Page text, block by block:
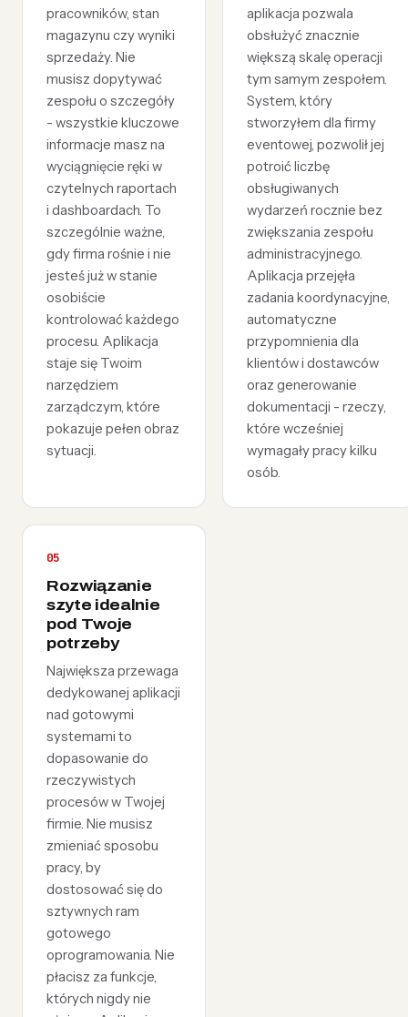
pracowników, stan
magazynu czy wyniki
sprzedaży. Nie
musisz dopytywać
zespołu o szczegóły
- wszystkie kluczowe
informacje masz na
wyciągnięcie ręki w
czytelnych raportach
i dashboardach. To
szczególnie ważne,
gdy firma rośnie i nie
jesteś już w stanie
osobiście
kontrolować każdego
procesu. Aplikacja
staje się Twoim
narzędziem
zarządczym, które
pokazuje pełen obraz
sytuacji.
aplikacja pozwala
obsłużyć znacznie
większą skalę operacji
tym samym zespołem.
System, który
stworzyłem dla firmy
eventowej, pozwolił jej
potroić liczbę
obsługiwanych
wydarzeń rocznie bez
zwiększania zespołu
administracyjnego.
Aplikacja przejęła
zadania koordynacyjne,
automatyczne
przypomnienia dla
klientów i dostawców
oraz generowanie
dokumentacji - rzeczy,
które wcześniej
wymagały pracy kilku
osób.
05
Rozwiązanie
szyte idealnie
pod Twoje
potrzeby
Największa przewaga
dedykowanej aplikacji
nad gotowymi
systemami to
dopasowanie do
rzeczywistych
procesów w Twojej
firmie. Nie musisz
zmieniać sposobu
pracy, by
dostosować się do
sztywnych ram
gotowego
oprogramowania. Nie
płacisz za funkcje,
których nigdy nie